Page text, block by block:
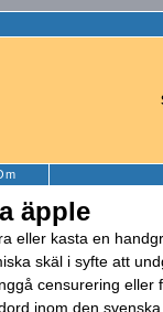
äpple
eller kasta en
skäl i syfte att
censurering eller
inom den